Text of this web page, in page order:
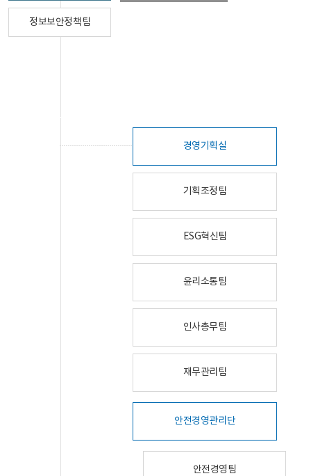
정보보안정책팀
경영기획실
기획조정팀
ESG혁신팀
윤리소통팀
인사총무팀
재무관리팀
안전경영관리단
안전경영팀